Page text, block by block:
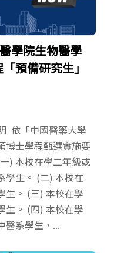
學院生物醫學
預備研究生」
依「中國醫藥大學
博士學程甄選實施要
) 本校在學二年級或
學生。 (二) 本校在
生。 (三) 本校在學
生。 (四) 本校在學
醫系學生，...